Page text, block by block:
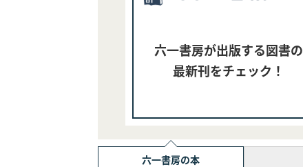
六一書房が出版する図書の
最新刊をチェック！
六一書房の本